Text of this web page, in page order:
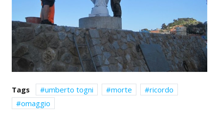
Tags umberto togni morte
ricordo
omaggio